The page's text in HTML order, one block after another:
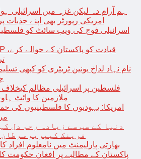
ہم آرام دہ لیکن غزہ میں اسرائیلی
امریکی رپورٹر بھی اپنے جذبات
اسرائیلی فوج کی ویب سائٹ کو
نام نہاد لداخ یونین ٹریٹری کو کبھی
فلسطین پر اسرائیلی مظالم کیخلاف
ملازمین کا وائٹ
امریکا: یہودیوں کا فلسطینیوں کی
دنیا کے سب سے زیادہ رحم دل
فرینک کیپریو
بھارتی پارلیمنٹ میں نامعلوم افراد
پاکستان کے مطالبے پر افغان حکومت